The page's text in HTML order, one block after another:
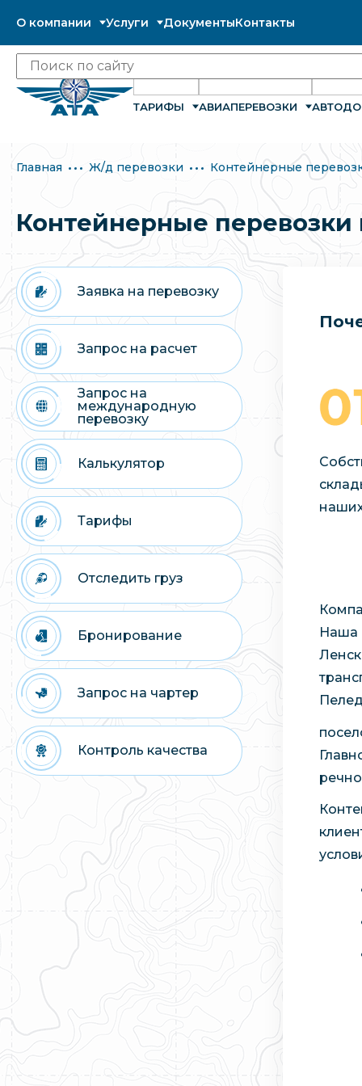
О компании Услуги ДокументыКонтакты
ТАРИФЫ АВИАПЕРЕВОЗКИ
Главная Ж/д перевозки Контейнерные
Контейнерные
Заявка на перевозку
Запрос на расчет
Запрос на
международную
перевозку
Калькулятор
Тарифы
Отследить груз
Бронирование
Запрос на чартер
Контроль качества
Наша